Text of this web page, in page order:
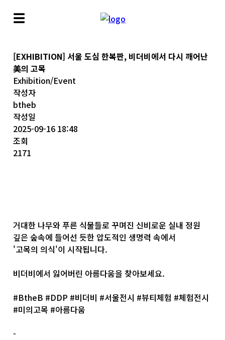
☰
[EXHIBITION] 서울 도심 한복판, 비더비에서 다시 깨어난
美의 고목
Exhibition/Event
작성자
btheb
작성일
2025-09-16 18:48
조회
2171
거대한 나무와 푸른 식물들로 꾸며진 신비로운 실내 정원
깊은 숲속에 들어선 듯한 압도적인 생명력 속에서
'고목의 의식'이 시작됩니다.
비더비에서 잃어버린 아름다움을 찾아보세요.
#BtheB #DDP #비더비 #서울전시 #뷰티체험 #체험전시
#미의고목 #아름다움
-